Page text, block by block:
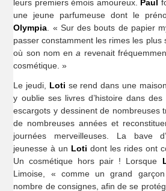
leurs premiers émois amoureux. Paul
une jeune parfumeuse dont le
Olympia . « Sur des bouts de papier
passer constamment les rimes les plus
où son nom ena revenait
cosmétique. »
Le jeudi, Loti se rend dans une
y oublie ses livres d’histoire dans des
escargots y dessinent de nombreuses
de nombreuses années et
journées merveilleuses. La bave
jeunesse à un Loti dont les rides ont
Un cosmétique hors pair ! Lorsque
Limoise, « comme un grand
nombre de consignes, afin de se